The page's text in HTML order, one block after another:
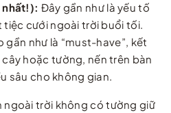
nhất!): Đây gần như là yếu tố
cưới ngoài trời buổi tối.
như là “must-have”, kết
hoặc tường, nến trên bàn
sâu cho không gian.
ngoài trời không có tường giữ